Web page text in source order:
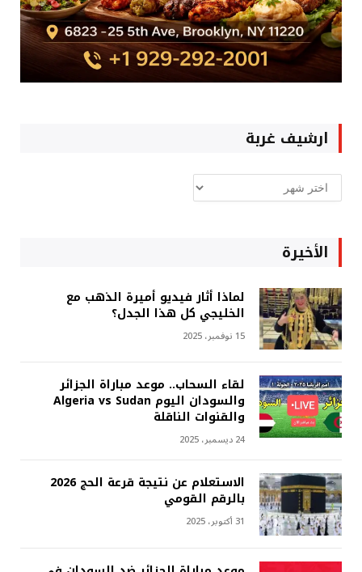
ارشيف غربة
ارشيف
غربة
الأخيرة
لماذا أثار فيديو أميرة الذهب مع
الخليجي كل هذا الجدل؟
15 نوفمبر، 2025
لقاء السحاب.. موعد مباراة الجزائر
والسودان اليوم Algeria vs Sudan
والقنوات الناقلة
24 ديسمبر، 2025
الاستعلام عن نتيجة قرعة الحج 2026
بالرقم القومي
31 أكتوبر، 2025